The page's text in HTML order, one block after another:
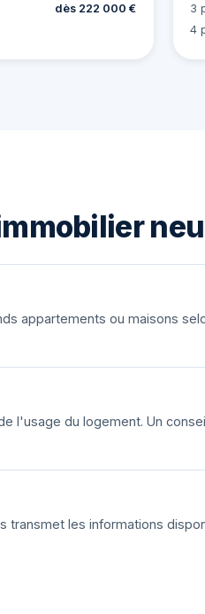
dès 222 000 €
3
4
appartements ou maisons
l'usage du logement. Un
transmet les informations